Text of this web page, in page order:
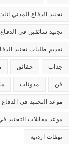
تجنيد الدفاع المدني
تجنيد سائقين في الدفاع
تقديم طلبات تجنيد
جذاب حقائق
فن مدونات
موعد التجنيد في الدفاع
موعد مقابلات التجنيد
نهفات اردنيه